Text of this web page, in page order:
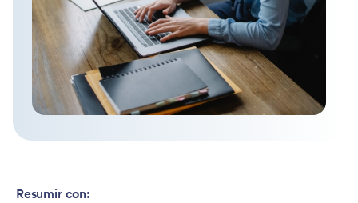
Resumir con: